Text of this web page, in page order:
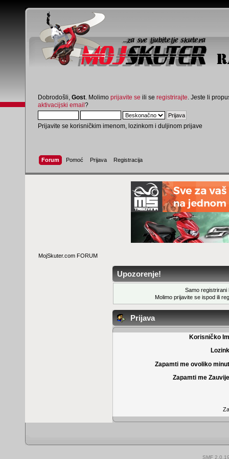
Dobrodošli, Gost . Molimo prijavite se ili se registrirajte . Jeste li
aktivacijski email?
Prijavite se korisničkim imenom, lozinkom i duljinom prijave
Forum Pomoć Prijava Registracija
MojSkuter.com FORUM
Upozorenje!
Samo registrirani
Molimo prijavite se ispod ili
Prijava
Korisničko
Zapamti me ovoliko
Zapamti me
SMF